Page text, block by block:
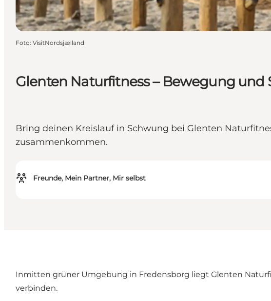
Glenten Naturfitness – Bewegung und
Bring deinen Kreislauf in Schwung bei Glenten
zusammenkommen.
Freunde, Mein Partner, Mir selbst
Foto: VisitNordsjælland
Inmitten grüner Umgebung in Fredensborg liegt Glenten
verbinden.